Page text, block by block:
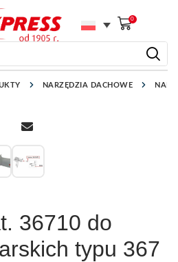
0
NARZĘDZIA DACHOWE
36710 do
typu 367